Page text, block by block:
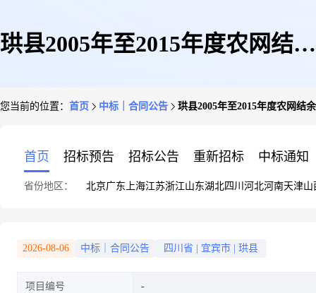
珙县2005年至2015年度农网结余
您当前的位置： 首页 中标｜合同公告 珙县2005年至2015年度农网结
首页 招标预告 招标公告 重新招标 中标通知
省份地区： 北京广东 上海江苏浙江山东湖北四川 河北河南天津山
2026-08-06 中标｜合同公告 四川省 宜宾市 珙县
项目编号